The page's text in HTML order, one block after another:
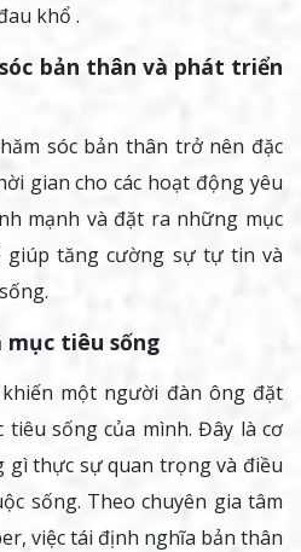
khổ .​
bản thân và phát triển
sóc bản thân trở nên đặc
gian cho các hoạt động yêu
mạnh và đặt ra những mục
giúp tăng cường sự tự tin và
mục tiêu sống
một người đàn ông đặt
tiêu sống của mình. Đây là cơ
gì thực sự quan trọng và điều
sống. Theo chuyên gia tâm
việc tái định nghĩa bản thân